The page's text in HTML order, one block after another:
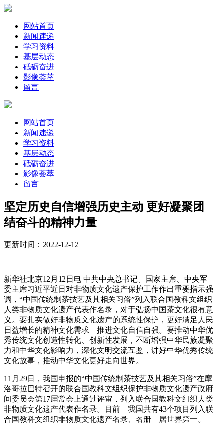
网站首页
新闻速递
学习资料
基层动态
砥砺奋进
影像荟萃
留言
网站首页
新闻速递
学习资料
基层动态
砥砺奋进
影像荟萃
留言
坚定历史自信增强历史主动 更好凝聚团
结奋斗的精神力量
更新时间：2022-12-12
新华社北京12月12日电 中共中央总书记、国家主席、中央军
委主席习近平近日对非物质文化遗产保护工作作出重要指示强
调，“中国传统制茶技艺及其相关习俗”列入联合国教科文组织
人类非物质文化遗产代表作名录，对于弘扬中国茶文化很有意
义。要扎实做好非物质文化遗产的系统性保护，更好满足人民
日益增长的精神文化需求，推进文化自信自强。要推动中华优
秀传统文化创造性转化、创新性发展，不断增强中华民族凝聚
力和中华文化影响力，深化文明交流互鉴，讲好中华优秀传统
文化故事，推动中华文化更好走向世界。
11月29日，我国申报的“中国传统制茶技艺及其相关习俗”在摩
洛哥拉巴特召开的联合国教科文组织保护非物质文化遗产政府
间委员会第17届常会上通过评审，列入联合国教科文组织人类
非物质文化遗产代表作名录。目前，我国共有43个项目列入联
合国教科文组织非物质文化遗产名录、名册，居世界第一。